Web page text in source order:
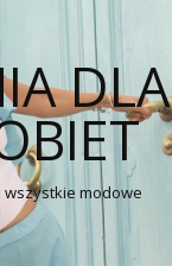
DLA
wszystkie modowe